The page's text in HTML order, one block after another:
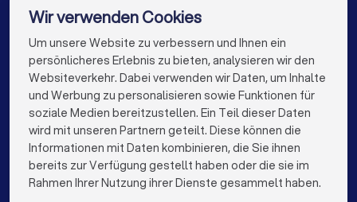
können bis zu vier Caterer gleichzeitig
kontaktieren.
3 Angebote vergleichen.Sie erhalten kostenfreie
Angebote von mehreren Caterern aus
Geretsried. Vergleichen Sie transparent
Leistungsumfang, Preise, Bewertungen und
Verfügbarkeit.
4
Caterer in Köln
Caterer in Frankfurt am Main
Caterer in Stuttgart
Caterer in Düsseldorf
Caterer in Dortmund
Caterer in Essen
Caterer in Bremen
Caterer in Nürnberg
Caterer in Dresden
Caterer in Hannover
Caterer in Leipzig
Caterer in Duisburg
Die besten Caterer für Sie
info@trustlocal.de
FÜR PRIVATPERSONEN
Wir verwenden Cookies
Um unsere Website zu verbessern und Ihnen ein
persönlicheres Erlebnis zu bieten, analysieren wir den
Websiteverkehr. Dabei verwenden wir Daten, um Inhalte
und Werbung zu personalisieren sowie Funktionen für
soziale Medien bereitzustellen. Ein Teil dieser Daten
wird mit unseren Partnern geteilt. Diese können die
Informationen mit Daten kombinieren, die Sie ihnen
bereits zur Verfügung gestellt haben oder die sie im
Rahmen Ihrer Nutzung ihrer Dienste gesammelt haben.